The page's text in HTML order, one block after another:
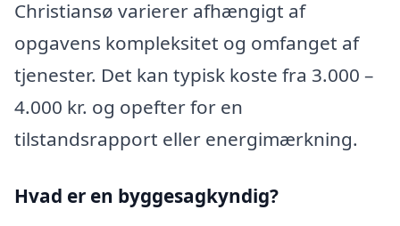
Christiansø varierer afhængigt af
opgavens kompleksitet og omfanget af
tjenester. Det kan typisk koste fra 3.000 –
4.000 kr. og opefter for en
tilstandsrapport eller energimærkning.
Hvad er en byggesagkyndig?